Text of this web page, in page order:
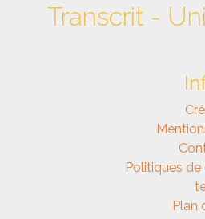
Transcrit -
Politiques
Plan